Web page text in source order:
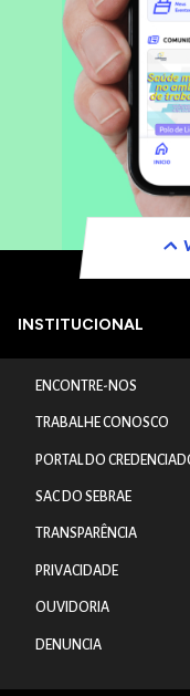
INSTITUCIONAL
ENCONTRE-NOS
TRABALHE CONOSCO
PORTAL DO
SAC DO SEBRAE
TRANSPARÊNCIA
PRIVACIDADE
OUVIDORIA
DENUNCIA